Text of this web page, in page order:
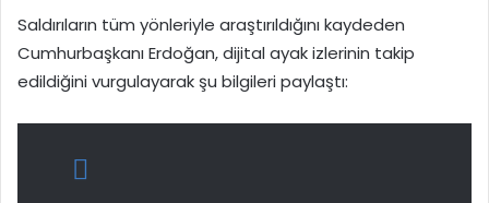
Saldırıların tüm yönleriyle araştırıldığını kaydeden
Cumhurbaşkanı Erdoğan, dijital ayak izlerinin takip
edildiğini vurgulayarak şu bilgileri paylaştı: